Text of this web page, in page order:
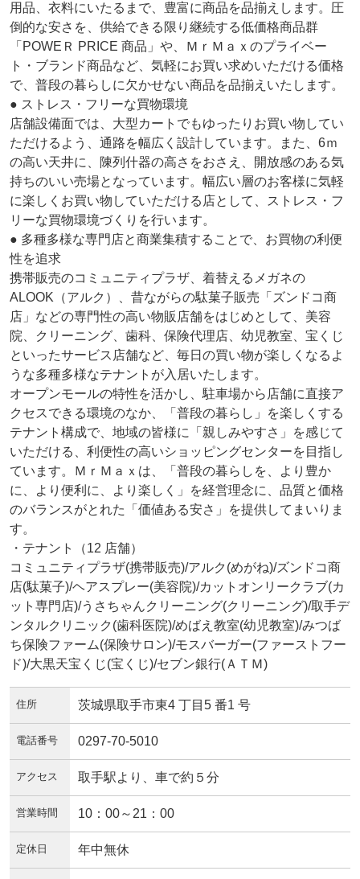
用品、衣料にいたるまで、豊富に商品を品揃えします。圧
倒的な安さを、供給できる限り継続する低価格商品群
「POWEＲ PRICE 商品」や、ＭｒＭａｘのプライベー
ト・ブランド商品など、気軽にお買い求めいただける価格
で、普段の暮らしに欠かせない商品を品揃えいたします。
● ストレス・フリーな買物環境
店舗設備面では、大型カートでもゆったりお買い物してい
ただけるよう、通路を幅広く設計しています。また、6ｍ
の高い天井に、陳列什器の高さをおさえ、開放感のある気
持ちのいい売場となっています。幅広い層のお客様に気軽
に楽しくお買い物していただける店として、ストレス・フ
リーな買物環境づくりを行います。
● 多種多様な専門店と商業集積することで、お買物の利便
性を追求
携帯販売のコミュニティプラザ、着替えるメガネの
ALOOK（アルク）、昔ながらの駄菓子販売「ズンドコ商
店」などの専門性の高い物販店舗をはじめとして、美容
院、クリーニング、歯科、保険代理店、幼児教室、宝くじ
といったサービス店舗など、毎日の買い物が楽しくなるよ
うな多種多様なテナントが入居いたします。
オープンモールの特性を活かし、駐車場から店舗に直接ア
クセスできる環境のなか、「普段の暮らし」を楽しくする
テナント構成で、地域の皆様に「親しみやすさ」を感じて
いただける、利便性の高いショッピングセンターを目指し
ています。ＭｒＭａｘは、「普段の暮らしを、より豊か
に、より便利に、より楽しく」を経営理念に、品質と価格
のバランスがとれた「価値ある安さ」を提供してまいりま
す。
・テナント（12 店舗）
コミュニティプラザ(携帯販売)/アルク(めがね)/ズンドコ商
店(駄菓子)/ヘアスプレー(美容院)/カットオンリークラブ(カ
ット専門店)/うさちゃんクリーニング(クリーニング)/取手デ
ンタルクリニック(歯科医院)/めばえ教室(幼児教室)/みつば
ち保険ファーム(保険サロン)/モスバーガー(ファーストフー
ド)/大黒天宝くじ(宝くじ)/セブン銀行(ＡＴＭ)
住所 茨城県取手市東4 丁目5 番1 号
電話番号 0297-70-5010
アクセス 取手駅より、車で約５分
営業時間 10：00～21：00
定休日 年中無休